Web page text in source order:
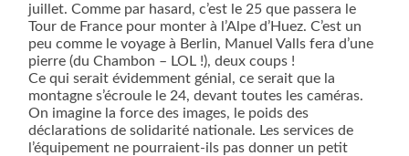
juillet. Comme par hasard, c’est le 25 que passera le
Tour de France pour monter à l’Alpe d’Huez. C’est un
peu comme le voyage à Berlin, Manuel Valls fera d’une
pierre (du Chambon – LOL !), deux coups !
Ce qui serait évidemment génial, ce serait que la
montagne s’écroule le 24, devant toutes les caméras.
On imagine la force des images, le poids des
déclarations de solidarité nationale. Les services de
l’équipement ne pourraient-ils pas donner un petit